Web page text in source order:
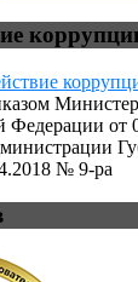
Федерации от
№ 9-ра